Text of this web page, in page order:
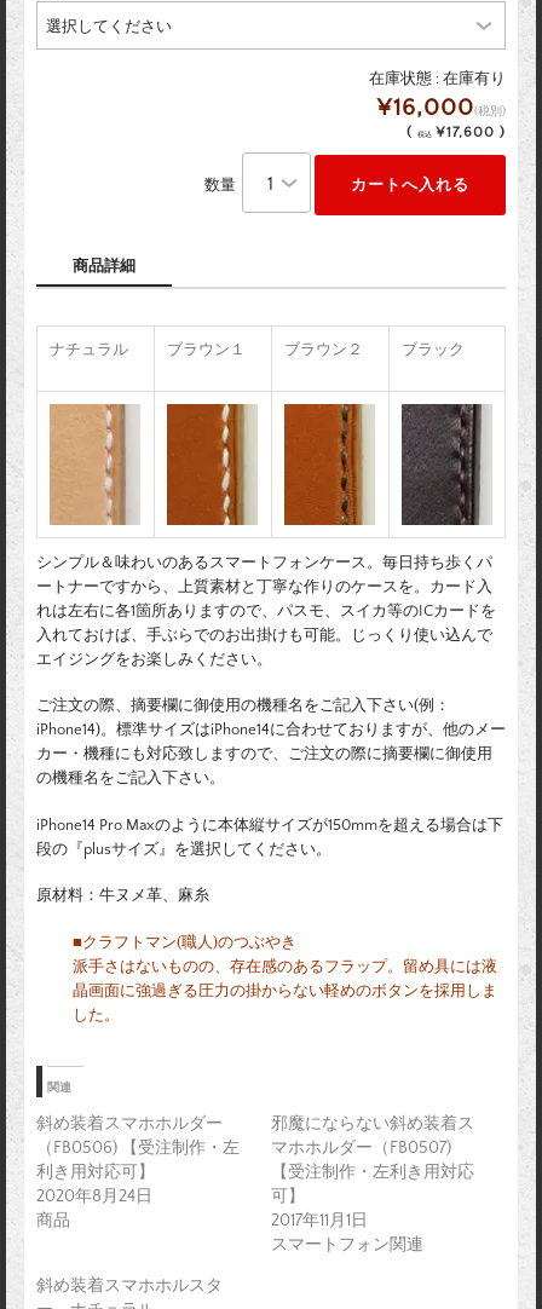
在庫状態 : 在庫有り
¥16,000(税別)
( 税込 ¥17,600 )
数量
商品詳細
ナチュラル ブラウン１ ブラウン２ ブラック
シンプル＆味わいのあるスマートフォンケース。毎日持ち歩くパ
ートナーですから、上質素材と丁寧な作りのケースを。カード入
れは左右に各1箇所ありますので、パスモ、スイカ等のICカードを
入れておけば、手ぶらでのお出掛けも可能。じっくり使い込んで
エイジングをお楽しみください。
ご注文の際、摘要欄に御使用の機種名をご記入下さい(例：
iPhone14)。標準サイズはiPhone14に合わせておりますが、他のメー
カー・機種にも対応致しますので、ご注文の際に摘要欄に御使用
の機種名をご記入下さい。
iPhone14 Pro Maxのように本体縦サイズが150mmを超える場合は下
段の『plusサイズ』を選択してください。
原材料：牛ヌメ革、麻糸
■クラフトマン(職人)のつぶやき
派手さはないものの、存在感のあるフラップ。留め具には液
晶画面に強過ぎる圧力の掛からない軽めのボタンを採用しま
した。
関連
斜め装着スマホホルダー
（FB0506) 【受注制作・左
利き用対応可】
2020年8月24日
商品
邪魔にならない斜め装着ス
マホホルダー（FB0507)
【受注制作・左利き用対応
可】
2017年11月1日
スマートフォン関連
斜め装着スマホホルスタ